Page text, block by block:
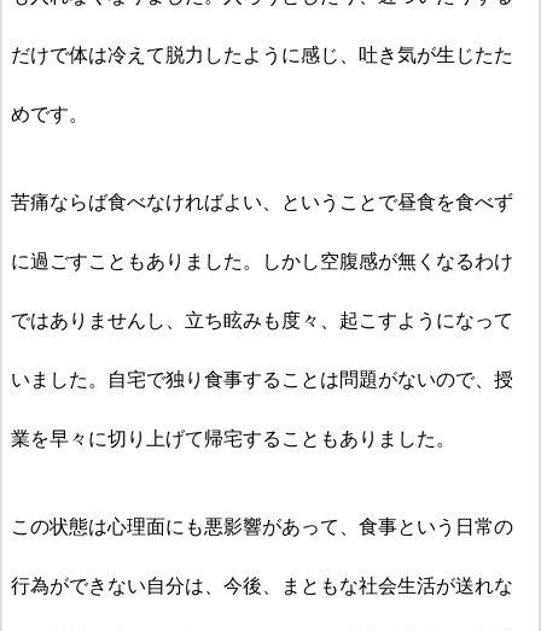
だけで体は冷えて脱力したように感じ、吐き気が生じたた
めです。
苦痛ならば食べなければよい、ということで昼食を食べず
に過ごすこともありました。しかし空腹感が無くなるわけ
ではありませんし、立ち眩みも度々、起こすようになって
いました。自宅で独り食事することは問題がないので、授
業を早々に切り上げて帰宅することもありました。
この状態は心理面にも悪影響があって、食事という日常の
行為ができない自分は、今後、まともな社会生活が送れな